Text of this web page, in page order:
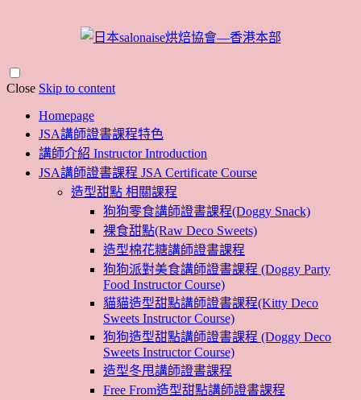
Close Skip to content
Homepage
JSA講師證書課程特色
講師介紹 Instructor Introduction
JSA講師證書課程 JSA Certificate Course
造型甜點 相關課程
狗狗零食講師證書課程(Doggy Snack)
裸食甜點(Raw Deco Sweets)
造型棉花糖講師證書課程
狗狗派對美食講師證書課程 (Doggy Party
Food Instructor Course)
貓貓造型甜點講師證書課程(Kitty Deco
Sweets Instructor Course)
狗狗造型甜點講師證書課程 (Doggy Deco
Sweets Instructor Course)
造型冬甩講師證書課程
Free From造型甜點講師證書課程